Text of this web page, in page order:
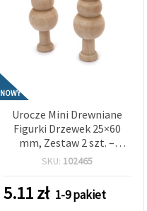
NOWY
Urocze Mini Drewniane
Figurki Drzewek 25×60
mm, Zestaw 2 szt. –
Idealne do Rękodzieła,
SKU: 102465
5.11zł 1-9 pakiet